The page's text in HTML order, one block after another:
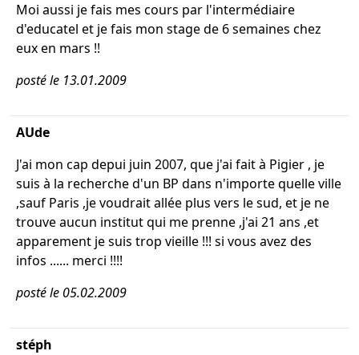
Moi aussi je fais mes cours par l'intermédiaire
d'educatel et je fais mon stage de 6 semaines chez
eux en mars !!
posté le 13.01.2009
AUde
J'ai mon cap depui juin 2007, que j'ai fait à Pigier , je
suis à la recherche d'un BP dans n'importe quelle ville
,sauf Paris ,je voudrait allée plus vers le sud, et je ne
trouve aucun institut qui me prenne ,j'ai 21 ans ,et
apparement je suis trop vieille !!! si vous avez des
infos ...... merci !!!!
posté le 05.02.2009
stéph